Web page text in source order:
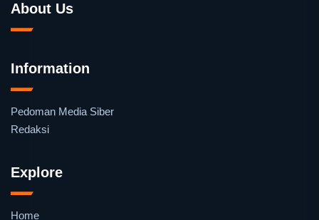
About Us
Information
Pedoman Media Siber
Redaksi
Explore
Home